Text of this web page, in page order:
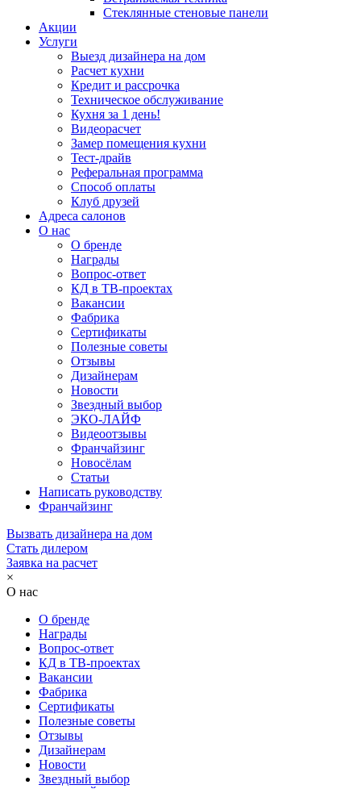
Стеклянные стеновые панели
Акции
Услуги
Выезд дизайнера на дом
Расчет кухни
Кредит и рассрочка
Техническое обслуживание
Кухня за 1 день!
Видеорасчет
Замер помещения кухни
Тест-драйв
Реферальная программа
Способ оплаты
Клуб друзей
Адреса салонов
О нас
О бренде
Награды
Вопрос-ответ
КД в ТВ-проектах
Вакансии
Фабрика
Сертификаты
Полезные советы
Отзывы
Дизайнерам
Новости
Звездный выбор
ЭКО-ЛАЙФ
Видеоотзывы
Франчайзинг
Новосёлам
Статьи
Написать руководству
Франчайзинг
Вызвать дизайнера на дом
Стать дилером
Заявка на расчет
×
О нас
О бренде
Награды
Вопрос-ответ
КД в ТВ-проектах
Вакансии
Фабрика
Сертификаты
Полезные советы
Отзывы
Дизайнерам
Новости
Звездный выбор